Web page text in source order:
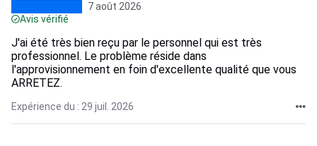
7 août 2026
Avis vérifié
J'ai été très bien reçu par le personnel qui est très
professionnel. Le problème réside dans
l'approvisionnement en foin d'excellente qualité que vous
ARRETEZ.
Expérience du : 29 juil. 2026